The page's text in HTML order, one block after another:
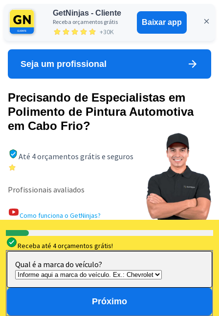
GetNinjas - Cliente
Receba orçamentos grátis
+30K
Baixar app
Entrar
Seja um profissional
Precisando de Especialistas em
Polimento de Pintura Automotiva
em Cabo Frio?
Até 4 orçamentos grátis e seguros
Profissionais avaliados
Como funciona o GetNinjas?
Receba até 4 orçamentos grátis!
Qual é a marca do veículo?
Próximo